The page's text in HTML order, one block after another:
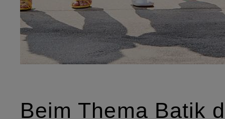
Beim Thema Batik